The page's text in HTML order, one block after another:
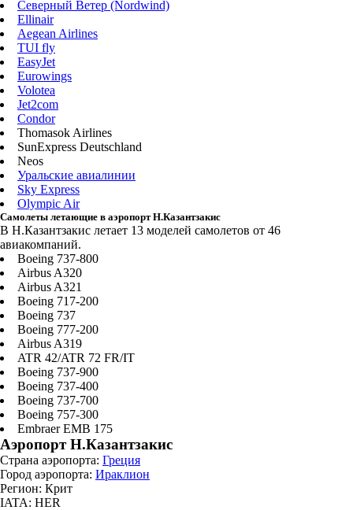
Северный Ветер (Nordwind)
Ellinair
Aegean Airlines
TUI fly
EasyJet
Eurowings
Volotea
Jet2com
Condor
Thomasok Airlines
SunExpress Deutschland
Neos
Уральские авиалинии
Sky Express
Olympic Air
Самолеты летающие в аэропорт Н.Казантзакис
В Н.Казантзакис летает 13 моделей самолетов от 46
авиакомпаний.
Boeing 737-800
Airbus A320
Airbus A321
Boeing 717-200
Boeing 737
Boeing 777-200
Airbus A319
ATR 42/ATR 72 FR/IT
Boeing 737-900
Boeing 737-400
Boeing 737-700
Boeing 757-300
Embraer EMB 175
Аэропорт Н.Казантзакис
Страна аэропорта: Греция
Город аэропорта: Ираклион
Регион: Крит
IATA: HER